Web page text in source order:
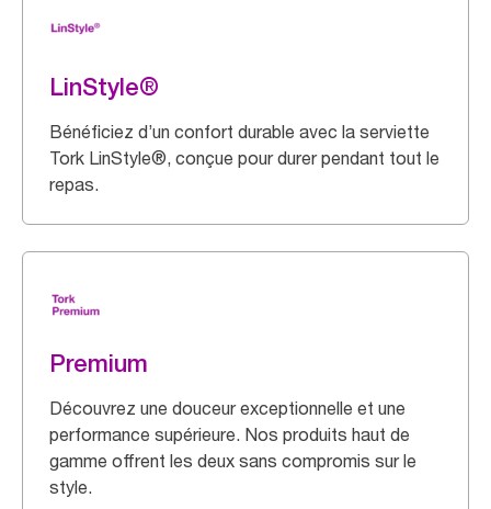
LinStyle®
Bénéficiez d’un confort durable avec la serviette
Tork LinStyle®, conçue pour durer pendant tout le
repas.
Premium
Découvrez une douceur exceptionnelle et une
performance supérieure. Nos produits haut de
gamme offrent les deux sans compromis sur le
style.